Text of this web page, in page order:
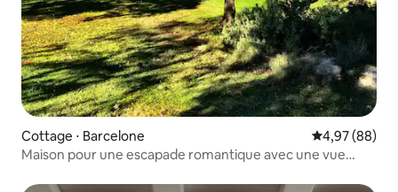
Cottage ⋅ Barcelone Évaluation
4,97 (88)
Maison pour une escapade romantique avec une vue